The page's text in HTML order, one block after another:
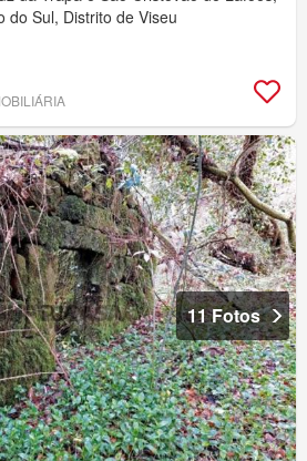
do Sul, Distrito de Viseu
11 Fotos